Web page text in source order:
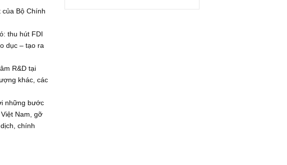
risk of not investing),
case) & tiêu cực (bear
đều có những lý lẽ xác
hạn trong một chế độ
quyết của Bộ Chính
Á trước đó: thu hút FDI